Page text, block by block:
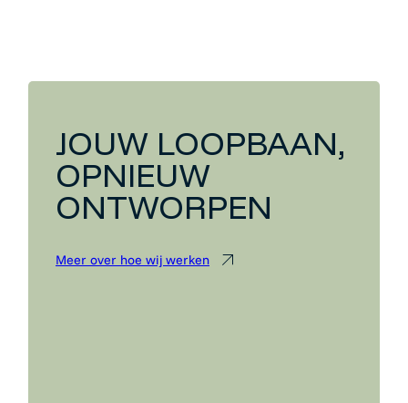
JOUW LOOPBAAN,
OPNIEUW
ONTWORPEN
Meer over hoe wij werken